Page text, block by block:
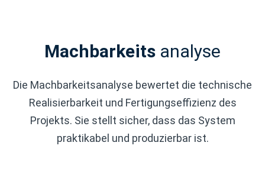
Machbarkeits analyse
Die Machbarkeitsanalyse bewertet die technische
Realisierbarkeit und Fertigungseffizienz des
Projekts. Sie stellt sicher, dass das System
praktikabel und produzierbar ist.